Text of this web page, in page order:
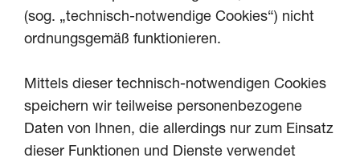
(sog. „technisch-notwendige Cookies“) nicht
ordnungsgemäß funktionieren.
Mittels dieser technisch-notwendigen Cookies
speichern wir teilweise personenbezogene
Daten von Ihnen, die allerdings nur zum Einsatz
dieser Funktionen und Dienste verwendet